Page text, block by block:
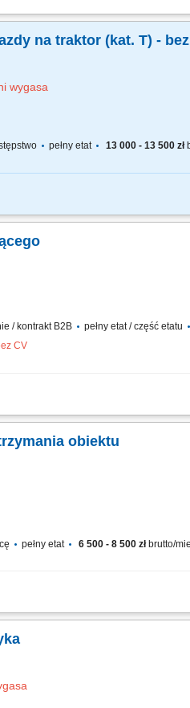
systemów zamknięć. Odbiór i kontrola
na traktor (kat. T) -
wygasa
pełny etat 13 000 - 13 500 zł
pakowanie mat na palety,
/ kontrakt B2B pełny etat / część etatu
CV
użyteczności publicznej; Sprzątanie
obiektu
pełny etat 6 500 - 8 500 złbrutto/
zielonych: koszenie, podlewanie,